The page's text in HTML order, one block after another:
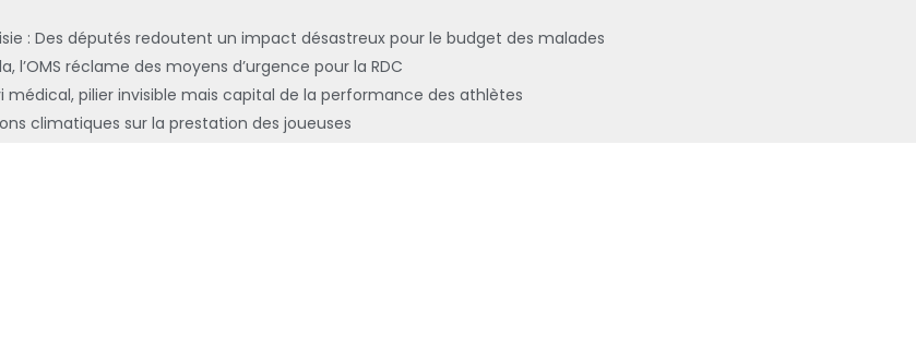
: Des députés redoutent un impact désastreux pour le budget des malades
l’OMS réclame des moyens d’urgence pour la RDC
médical, pilier invisible mais capital de la performance des athlètes
climatiques sur la prestation des joueuses